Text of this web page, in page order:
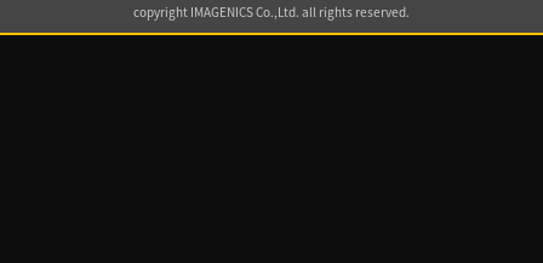
copyright IMAGENICS Co.,Ltd. all rights reserved.